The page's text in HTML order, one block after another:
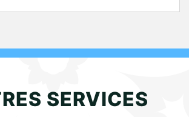
SERVICES